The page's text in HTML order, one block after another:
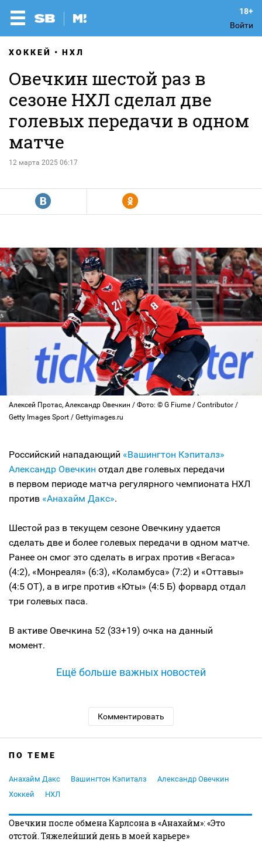
Войти
ХОККЕЙ НХЛ
Овечкин шестой раз в
сезоне НХЛ сделал две
голевых передачи в одном
матче
12 марта 2025 06:17
R Y
Алексей Протас, Александр Овечкин / Фото: © G Fiume / Contributor /
Getty Images Sport / Gettyimages.ru
Российский нападающий «Вашингтон Кэпиталз»
Александр Овечкин отдал две голевых передачи
в первом периоде матча регулярного чемпионата НХЛ
против «Анахайм Дакс».
Шестой раз в текущем сезоне Овечкину удается
сделать две и более голевых передачи в одном матче.
Ранее он смог это сделать в играх против «Вегаса»
(4:2), «Монреаля» (6:3), «Коламбуса» (7:2) и «Оттавы»
(4:5 ОТ), а в игре против «Юты» (4:5 Б) форвард отдал
три голевых паса.
В активе Овечкина 52 (33+19) очка на данный
момент.
Ещё больше важных новостей
Комментировать
ПО ТЕМЕ
Анахайм Дакс Вашингтон Кэпиталз
Александр Овечкин
Хоккей
НХЛ
Овечкин после обмена Карлсона в «Анахайм»: «Это
отстой. Тяжелейший день в моей карьере»